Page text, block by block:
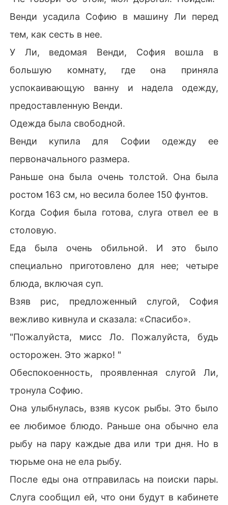
Венди усадила Софию в машину Ли перед
тем, как сесть в нее.
У Ли, ведомая Венди, София вошла в
большую комнату, где она приняла
успокаивающую ванну и надела одежду,
предоставленную Венди.
Одежда была свободной.
Венди купила для Софии одежду ее
первоначального размера.
Раньше она была очень толстой. Она была
ростом 163 см, но весила более 150 фунтов.
Когда София была готова, слуга отвел ее в
столовую.
Еда была очень обильной. И это было
специально приготовлено для нее; четыре
блюда, включая суп.
Взяв рис, предложенный слугой, София
вежливо кивнула и сказала: «Спасибо».
"Пожалуйста, мисс Ло. Пожалуйста, будь
осторожен. Это жарко! "
Обеспокоенность, проявленная слугой Ли,
тронула Софию.
Она улыбнулась, взяв кусок рыбы. Это было
ее любимое блюдо. Раньше она обычно ела
рыбу на пару каждые два или три дня. Но в
тюрьме она не ела рыбу.
После еды она отправилась на поиски пары.
Слуга сообщил ей, что они будут в кабинете